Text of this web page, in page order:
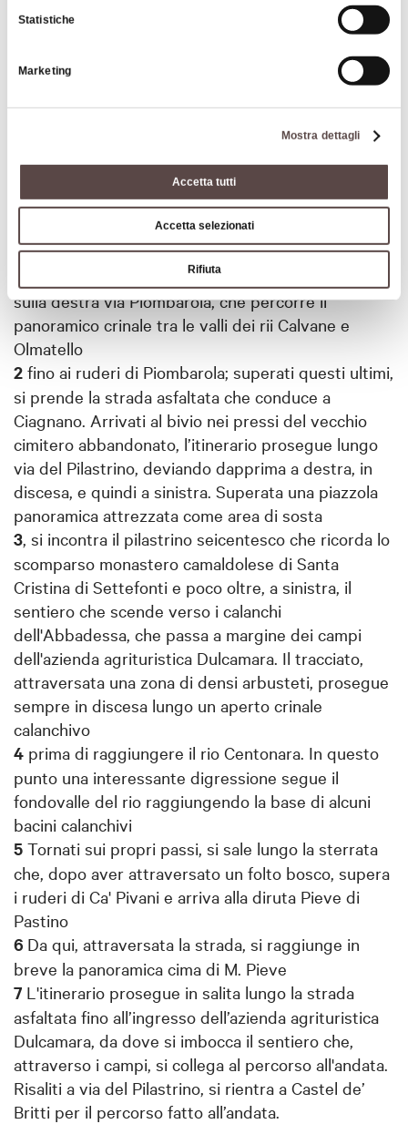
Statistiche
Marketing
Mostra dettagli
Accetta tutti
Accetta selezionati
Rifiuta
tipiche di questi ambienti. Ampi panorami sulle valli
dei torrenti Idice e Quaderna. Tra le località di
interesse storico e archeologico che si incontrano
lungo il percorso merita una particolare menzione
calanchi del Passo della Badessa e laPieve di
Dal parcheggio della chiesa di Castel de’ Britti
si sale lungo la strada asfaltata e poi si incontra
sulla destra via Piombarola, che percorre il
panoramico crinale tra le valli dei rii Calvane e
Olmatello
2 fino ai ruderi di Piombarola; superati questi ultimi,
si prende la strada asfaltata che conduce a
Ciagnano. Arrivati al bivio nei pressi del vecchio
cimitero abbandonato, l’itinerario prosegue lungo
via del Pilastrino, deviando dapprima a destra, in
discesa, e quindi a sinistra. Superata una piazzola
panoramica attrezzata come area di sosta
3, si incontra il pilastrino seicentesco che ricorda lo
scomparso monastero camaldolese di Santa
Cristina di Settefonti e poco oltre, a sinistra, il
sentiero che scende verso i calanchi
dell'Abbadessa, che passa a margine dei campi
dell'azienda agrituristica Dulcamara. Il tracciato,
attraversata una zona di densi arbusteti, prosegue
sempre in discesa lungo un aperto crinale
calanchivo
4 prima di raggiungere il rio Centonara. In questo
punto una interessante digressione segue il
fondovalle del rio raggiungendo la base di alcuni
bacini calanchivi
5 Tornati sui propri passi, si sale lungo la sterrata
che, dopo aver attraversato un folto bosco, supera
i ruderi di Ca' Pivani e arriva alla diruta Pieve di
Pastino
6 Da qui, attraversata la strada, si raggiunge in
breve la panoramica cima di M. Pieve
7 L'itinerario prosegue in salita lungo la strada
asfaltata fino all’ingresso dell’azienda agrituristica
Dulcamara, da dove si imbocca il sentiero che,
attraverso i campi, si collega al percorso all'andata.
Risaliti a via del Pilastrino, si rientra a Castel de’
Britti per il percorso fatto all’andata.